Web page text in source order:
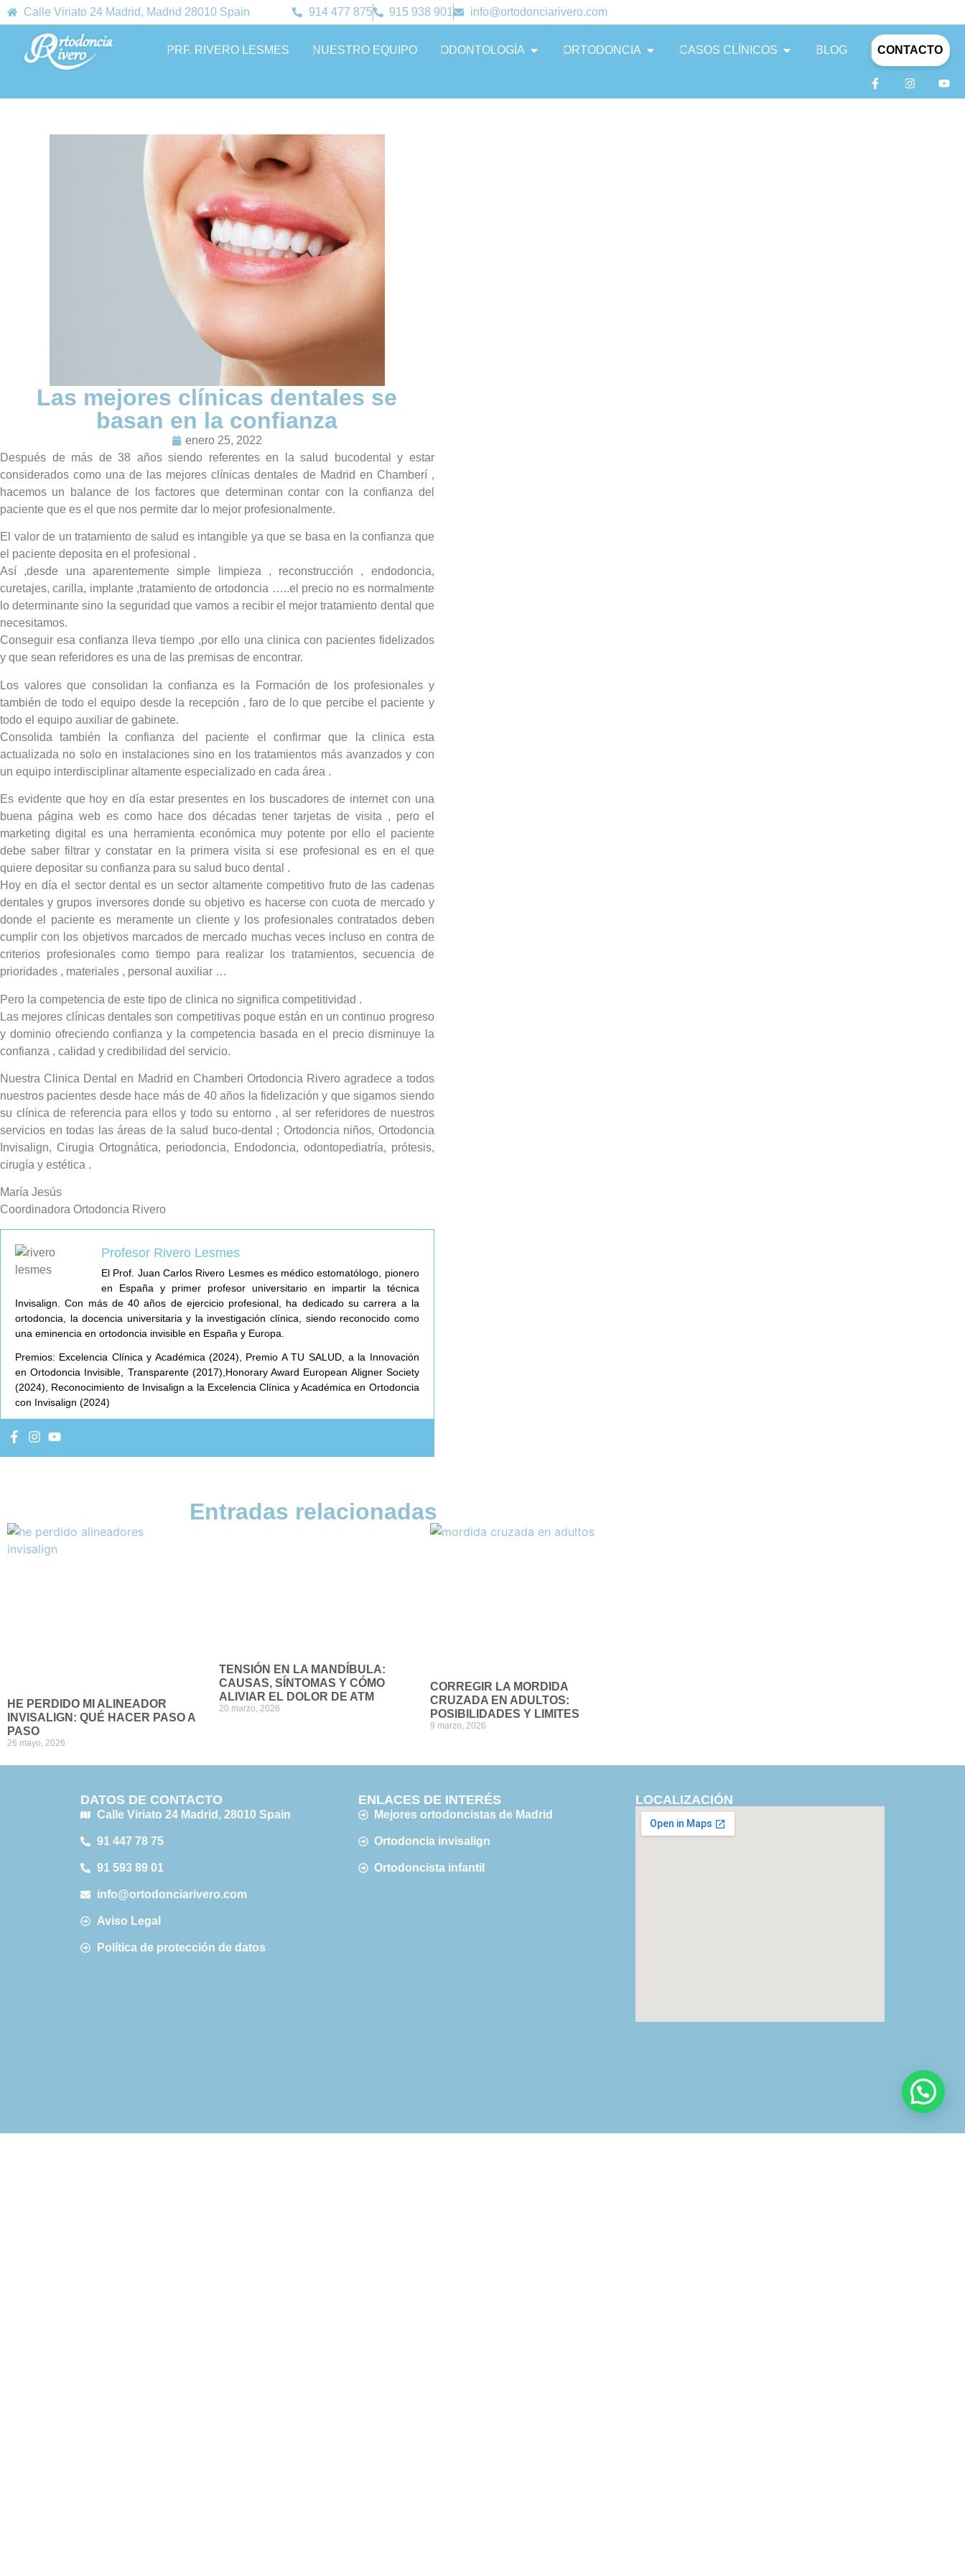
Calle Viriato 24 Madrid, Madrid 28010 Spain 914 477 875 915 938 901 info@ortodonciarivero.com
PRF. RIVERO LESMES NUESTRO EQUIPO ODONTOLOGÍA ORTODONCIA CASOS CLÍNICOS BLOG CONTACTO
Las mejores clínicas dentales se
basan en la confianza
enero 25, 2022
Después de más de 38 años siendo referentes en la salud bucodental y estar
considerados como una de las mejores clínicas dentales de Madrid en Chamberí ,
hacemos un balance de los factores que determinan contar con la confianza del
paciente que es el que nos permite dar lo mejor profesionalmente.
El valor de un tratamiento de salud es intangible ya que se basa en la confianza que
el paciente deposita en el profesional .
Así ,desde una aparentemente simple limpieza , reconstrucción , endodoncia,
curetajes, carilla, implante ,tratamiento de ortodoncia …..el precio no es normalmente
lo determinante sino la seguridad que vamos a recibir el mejor tratamiento dental que
necesitamos.
Conseguir esa confianza lleva tiempo ,por ello una clinica con pacientes fidelizados
y que sean referidores es una de las premisas de encontrar.
Los valores que consolidan la confianza es la Formación de los profesionales y
también de todo el equipo desde la recepción , faro de lo que percibe el paciente y
todo el equipo auxiliar de gabinete.
Consolida también la confianza del paciente el confirmar que la clinica esta
actualizada no solo en instalaciones sino en los tratamientos más avanzados y con
un equipo interdisciplinar altamente especializado en cada área .
Es evidente que hoy en día estar presentes en los buscadores de internet con una
buena página web es como hace dos décadas tener tarjetas de visita , pero el
marketing digital es una herramienta económica muy potente por ello el paciente
debe saber filtrar y constatar en la primera visita si ese profesional es en el que
quiere depositar su confianza para su salud buco dental .
Hoy en día el sector dental es un sector altamente competitivo fruto de las cadenas
dentales y grupos inversores donde su objetivo es hacerse con cuota de mercado y
donde el paciente es meramente un cliente y los profesionales contratados deben
cumplir con los objetivos marcados de mercado muchas veces incluso en contra de
criterios profesionales como tiempo para realizar los tratamientos, secuencia de
prioridades , materiales , personal auxiliar …
Pero la competencia de este tipo de clinica no significa competitividad .
Las mejores clínicas dentales son competitivas poque están en un continuo progreso
y dominio ofreciendo confianza y la competencia basada en el precio disminuye la
confianza , calidad y credibilidad del servicio.
Nuestra Clinica Dental en Madrid en Chamberi Ortodoncia Rivero agradece a todos
nuestros pacientes desde hace más de 40 años la fidelización y que sigamos siendo
su clínica de referencia para ellos y todo su entorno , al ser referidores de nuestros
servicios en todas las áreas de la salud buco-dental ; Ortodoncia niños, Ortodoncia
Invisalign, Cirugia Ortognática, periodoncia, Endodoncia, odontopediatría, prótesis,
cirugía y estética .
María Jesús
Coordinadora Ortodoncia Rivero
Profesor Rivero Lesmes
El Prof. Juan Carlos Rivero Lesmes es médico estomatólogo, pionero
en España y primer profesor universitario en impartir la técnica
Invisalign. Con más de 40 años de ejercicio profesional, ha dedicado su carrera a la
ortodoncia, la docencia universitaria y la investigación clínica, siendo reconocido como
una eminencia en ortodoncia invisible en España y Europa.
Premios: Excelencia Clínica y Académica (2024), Premio A TU SALUD, a la Innovación
en Ortodoncia Invisible, Transparente (2017),Honorary Award European Aligner Society
(2024), Reconocimiento de Invisalign a la Excelencia Clínica y Académica en Ortodoncia
con Invisalign (2024)
Entradas relacionadas
HE PERDIDO MI ALINEADOR
INVISALIGN: QUÉ HACER PASO A
PASO
26 mayo, 2026
TENSIÓN EN LA MANDÍBULA:
CAUSAS, SÍNTOMAS Y CÓMO
ALIVIAR EL DOLOR DE ATM
20 marzo, 2026
CORREGIR LA MORDIDA
CRUZADA EN ADULTOS:
POSIBILIDADES Y LIMITES
9 marzo, 2026
DATOS DE CONTACTO
Calle Viriato 24 Madrid, 28010 Spain
91 447 78 75
91 593 89 01
info@ortodonciarivero.com
Aviso Legal
Política de protección de datos
ENLACES DE INTERÉS
Mejores ortodoncistas de Madrid
Ortodoncia invisalign
Ortodoncista infantil
LOCALIZACIÓN